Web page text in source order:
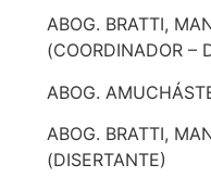
ABOG. BRATTI,
(COORDINADOR –
ABOG.
ABOG. BRATTI,
(DISERTANTE)